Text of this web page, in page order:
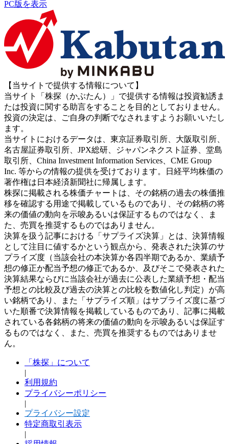
PC版を表示
【当サイトで提供する情報について】
当サイト「株探（かぶたん）」で提供する情報は投資勧誘ま
たは投資に関する助言をすることを目的としておりません。
投資の決定は、ご自身の判断でなされますようお願いいたし
ます。
当サイトにおけるデータは、東京証券取引所、大阪取引所、
名古屋証券取引所、JPX総研、ジャパンネクスト証券、堂島
取引所、China Investment Information Services、CME Group
Inc. 等からの情報の提供を受けております。日経平均株価の
著作権は日本経済新聞社に帰属します。
株探に掲載される株価チャートは、その銘柄の過去の株価推
移を確認する用途で掲載しているものであり、その銘柄の将
来の価値の動向を示唆あるいは保証するものではなく、ま
た、売買を推奨するものではありません。
決算を扱う記事における「サプライズ決算」とは、決算情報
として注目に値するかという観点から、発表された決算のサ
プライズ度（当該会社の本決算か各四半期であるか、業績予
想の修正か配当予想の修正であるか、及びそこで発表された
決算結果ならびに当該会社が過去に公表した業績予想・配当
予想との比較及び過去の決算との比較を数値化し判定）が高
い銘柄であり、また「サプライズ順」はサプライズ度に基づ
いた順番で決算情報を掲載しているものであり、記事に掲載
されている各銘柄の将来の価値の動向を示唆あるいは保証す
るものではなく、また、売買を推奨するものではありませ
ん。
「株探」について
|
利用規約
プライバシーポリシー
|
プライバシー設定
特定商取引表示
|